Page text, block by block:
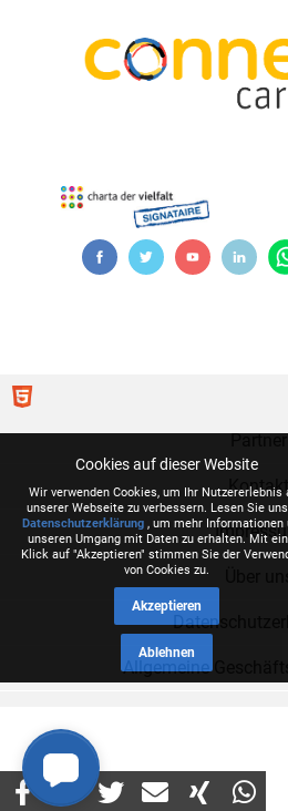
Cookies auf dieser Website
Wir verwenden Cookies, um Ihr Nutzererlebnis
unserer Webseite zu verbessern. Lesen Sie
Datenschutzerklärung, um mehr Informationen
unseren Umgang mit Daten zu erhalten. Mit
Klick auf "Akzeptieren" stimmen Sie der
von Cookies zu.
Akzeptieren
Ablehnen
Partner
Kontakt
Allgemeine